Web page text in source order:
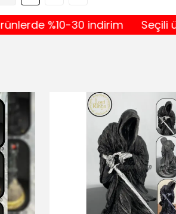
%10-30 indirim Seçili